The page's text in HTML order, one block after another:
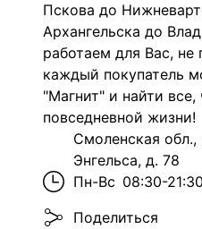
Пскова до
Архангельска до
работаем для Вас, не
каждый покупатель
"Магнит" и найти
повседневной жизни!
Смоленская обл.,
Энгельса, д. 78
Пн-Вс 08:30-21:30
Поделиться